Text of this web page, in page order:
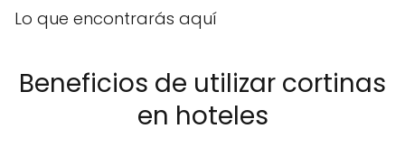
Lo que encontrarás aquí
Beneficios de utilizar cortinas
en hoteles